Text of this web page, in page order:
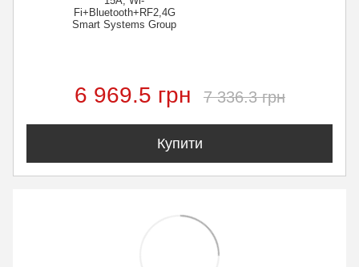
Fi+Bluetooth+RF2,4G
Smart Systems Group
6 969.5 грн 7 336.3 грн
Купити